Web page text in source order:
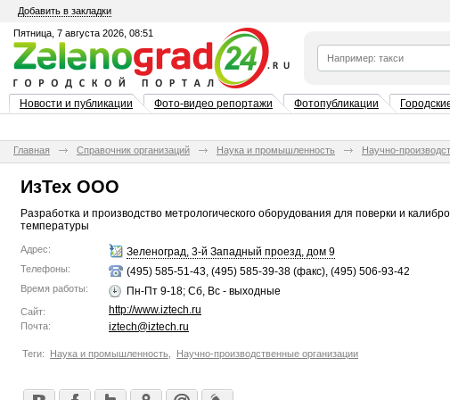
Добавить в закладки
Пятница, 7 августа 2026, 08:51
Новости и публикации Фото-видео репортажи Фотопубликации
Главная Справочник организаций Наука и промышленность Научно-
ИзТех ООО
Разработка и производство метрологического оборудования для поверки и
температуры
Адрес: Зеленоград, 3-й Западный проезд, дом 9
Телефоны: (495) 585-51-43, (495) 585-39-38 (факс), (495) 506-93-42
Время работы: Пн-Пт 9-18; Сб, Вс - выходные
Сайт: http://www.iztech.ru
Почта: iztech@iztech.ru
Теги: Наука и промышленность Научно-производственные организации